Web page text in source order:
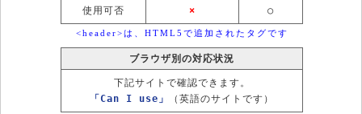
使用可否 × ○
<header>は、HTML5で追加されたタグです
ブラウザ別の対応状況
下記サイトで確認できます。
「Can I use」
（英語のサイトです）